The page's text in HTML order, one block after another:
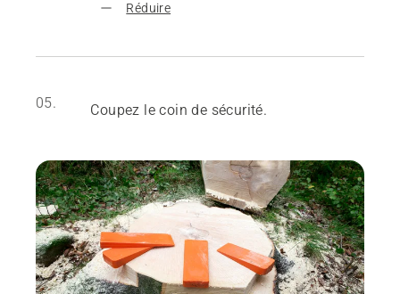
Réduire
05. Coupez le coin de sécurité.